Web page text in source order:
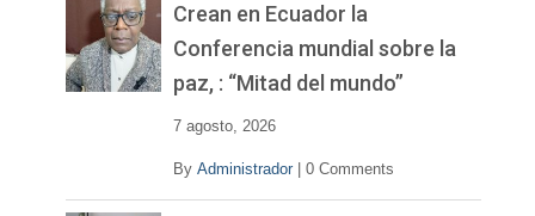
Crean en Ecuador la
Conferencia mundial sobre la
paz, : “Mitad del mundo”
7 agosto, 2026
By Administrador 0 Comments